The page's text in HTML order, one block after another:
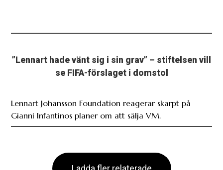
”Lennart hade vänt sig i sin grav” – stiftelsen vill
se FIFA-förslaget i domstol
Lennart Johansson Foundation reagerar skarpt på
Gianni Infantinos planer om att sälja VM.